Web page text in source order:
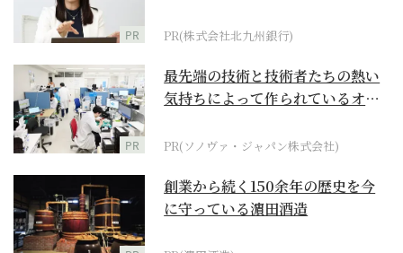
PR PR(株式会社北九州銀行)
PR
最先端の技術と技術者たちの熱い
気持ちによって作られているオー
PR(ソノヴァ・ジャパン株式会社)
創業から続く150余年の歴史を今
に守っている濵田酒造